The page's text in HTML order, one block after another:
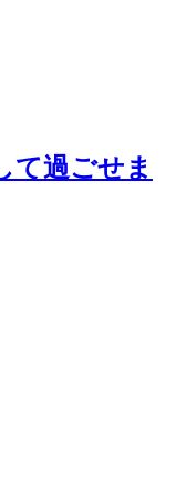
て過ごせま